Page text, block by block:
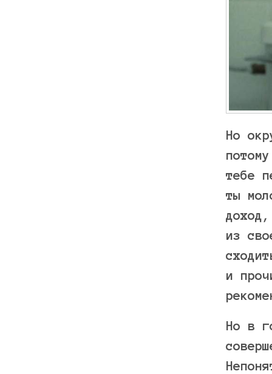
Но
тебе
ты
из
и
Но в